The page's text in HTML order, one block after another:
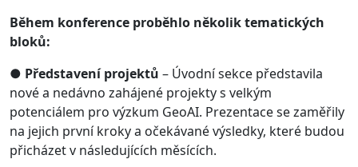
Během konference proběhlo několik tematických
bloků:
● Představení projektů – Úvodní sekce představila
nové a nedávno zahájené projekty s velkým
potenciálem pro výzkum GeoAI. Prezentace se zaměřily
na jejich první kroky a očekávané výsledky, které budou
přicházet v následujících měsících.